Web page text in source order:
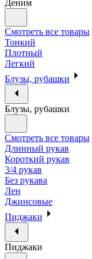
Деним
Смотреть все товары
Тонкий
Плотный
Легкий
Блузы, рубашки
Блузы, рубашки
Смотреть все товары
Длинный рукав
Короткий рукав
3/4 рукав
Без рукава
Лен
Джинсовые
Пиджаки
Пиджаки